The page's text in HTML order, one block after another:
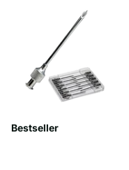
Bestseller